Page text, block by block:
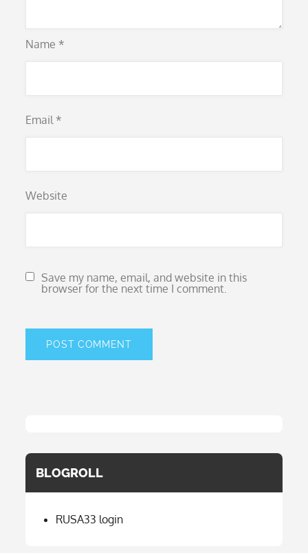
Name *
Email *
Website
Save my name, email, and website in this
browser for the next time I comment.
BLOGROLL
RUSA33 login